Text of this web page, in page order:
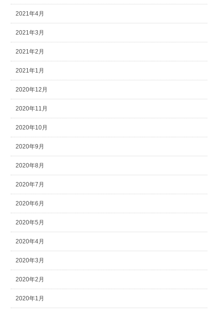
2021年4月
2021年3月
2021年2月
2021年1月
2020年12月
2020年11月
2020年10月
2020年9月
2020年8月
2020年7月
2020年6月
2020年5月
2020年4月
2020年3月
2020年2月
2020年1月